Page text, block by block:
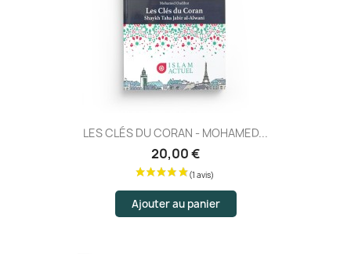
LES CLÉS DU CORAN - MOHAMED...
20,00 €
Ajouter au panier